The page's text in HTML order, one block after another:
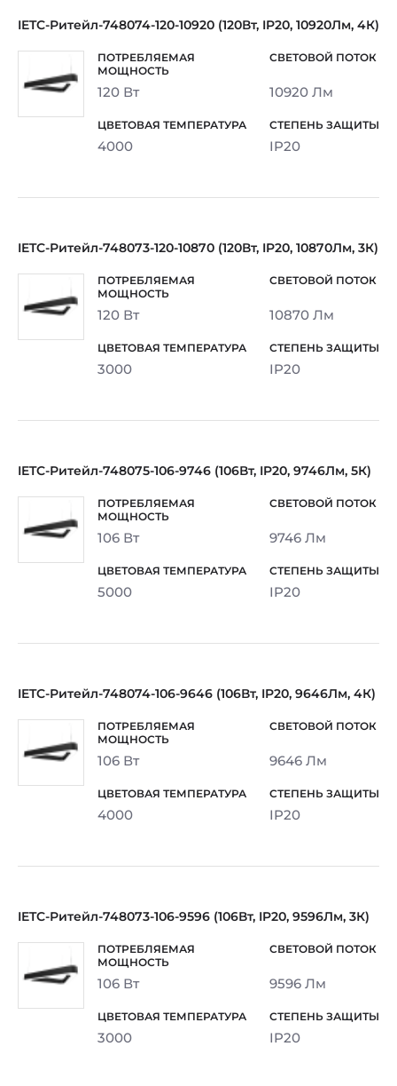
IETC-Ритейл-748074-120-10920 (120Вт, IP20, 10920Лм, 4К)
120 Вт 10920 Лм
4000 IP20
IETC-Ритейл-748073-120-10870 (120Вт, IP20, 10870Лм, 3К)
120 Вт 10870 Лм
3000 IP20
IETC-Ритейл-748075-106-9746 (106Вт, IP20, 9746Лм, 5К)
106 Вт 9746 Лм
5000 IP20
IETC-Ритейл-748074-106-9646 (106Вт, IP20, 9646Лм, 4К)
106 Вт 9646 Лм
4000 IP20
IETC-Ритейл-748073-106-9596 (106Вт, IP20, 9596Лм, 3К)
106 Вт 9596 Лм
3000 IP20